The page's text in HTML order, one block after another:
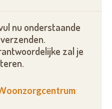
nu onderstaande
zal je